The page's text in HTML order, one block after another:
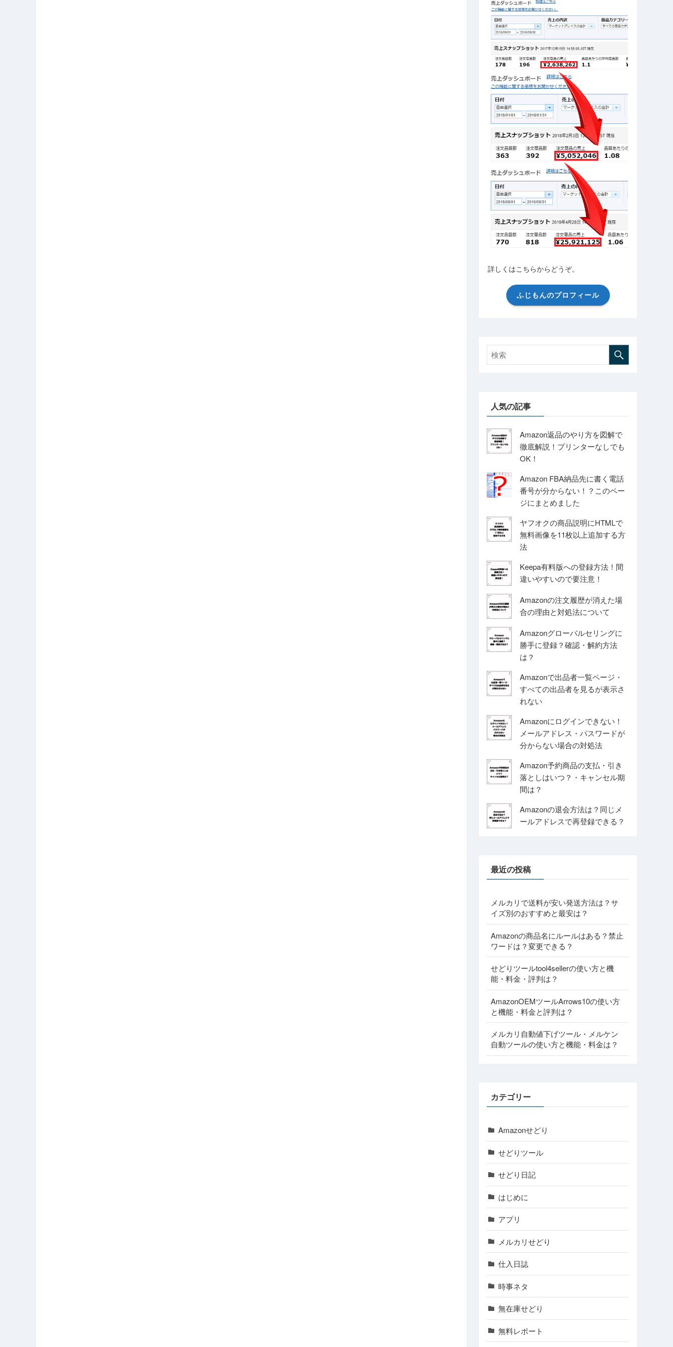
詳しくはこちらからどうぞ。
ふじもんのプロフィール
人気の記事
Amazon返品のやり方を図解で
徹底解説！プリンターなしでも
OK！
Amazon FBA納品先に書く電話
番号が分からない！？このペー
ジにまとめました
ヤフオクの商品説明にHTMLで
無料画像を11枚以上追加する方
法
Keepa有料版への登録方法！間
違いやすいので要注意！
Amazonの注文履歴が消えた場
合の理由と対処法について
Amazonグローバルセリングに
勝手に登録？確認・解約方法
は？
Amazonで出品者一覧ページ・
すべての出品者を見るが表示さ
れない
Amazonにログインできない！
メールアドレス・パスワードが
分からない場合の対処法
Amazon予約商品の支払・引き
落としはいつ？・キャンセル期
間は？
Amazonの退会方法は？同じメ
ールアドレスで再登録できる？
最近の投稿
メルカリで送料が安い発送方法は？サ
イズ別のおすすめと最安は？
Amazonの商品名にルールはある？禁止
ワードは？変更できる？
せどりツールtool4sellerの使い方と機
能・料金・評判は？
AmazonOEMツールArrows10の使い方
と機能・料金と評判は？
メルカリ自動値下げツール・メルケン
自動ツールの使い方と機能・料金は？
カテゴリー
Amazonせどり
せどりツール
せどり日記
はじめに
アプリ
メルカリせどり
仕入日誌
時事ネタ
無在庫せどり
無料レポート